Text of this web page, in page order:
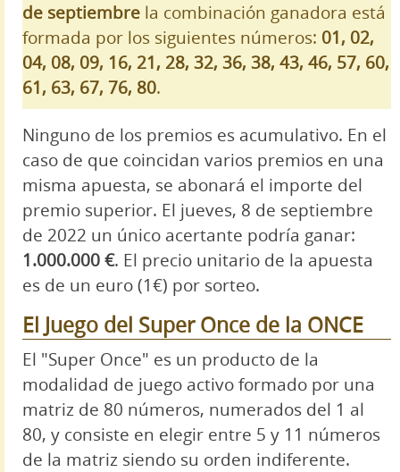
de septiembre la combinación ganadora está
formada por los siguientes números: 01, 02,
04, 08, 09, 16, 21, 28, 32, 36, 38, 43, 46, 57, 60,
61, 63, 67, 76, 80.
Ninguno de los premios es acumulativo. En el
caso de que coincidan varios premios en una
misma apuesta, se abonará el importe del
premio superior. El jueves, 8 de septiembre
de 2022 un único acertante podría ganar:
1.000.000 €. El precio unitario de la apuesta
es de un euro (1€) por sorteo.
El Juego del Super Once de la ONCE
El "Super Once" es un producto de la
modalidad de juego activo formado por una
matriz de 80 números, numerados del 1 al
80, y consiste en elegir entre 5 y 11 números
de la matriz siendo su orden indiferente.